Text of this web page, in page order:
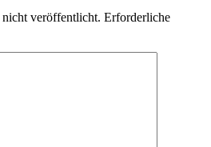
veröffentlicht. Erforderliche